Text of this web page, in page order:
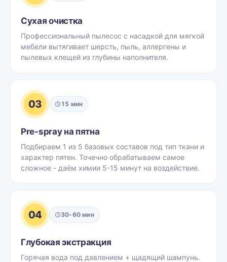
Сухая очистка
Профессиональный пылесос с насадкой для мягкой
мебели вытягивает шерсть, пыль, аллергены и
пылевых клещей из глубины наполнителя.
03 15 мин
Pre-spray на пятна
Подбираем 1 из 5 базовых составов под тип ткани и
характер пятен. Точечно обрабатываем самое
сложное - даём химии 5-15 минут на воздействие.
04 30-60 мин
Глубокая экстракция
Горячая вода под давлением + щадящий шампунь.